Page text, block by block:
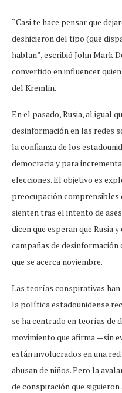
“Casi te hace pensar que
deshicieron del tipo (que
hablan”, escribió John Mark
convertido en influencer
del Kremlin.
En el pasado, Rusia, al igual
desinformación en las redes
la confianza de los
democracia y para
elecciones. El objetivo es
preocupación comprensibles
sienten tras el intento de
dicen que esperan que Rusia
campañas de desinformación
que se acerca noviembre.
Las teorías conspirativas
la política estadounidense
se ha centrado en teorías de
movimiento que afirma —sin
están involucrados en una
abusan de niños. Pero la
de conspiración que